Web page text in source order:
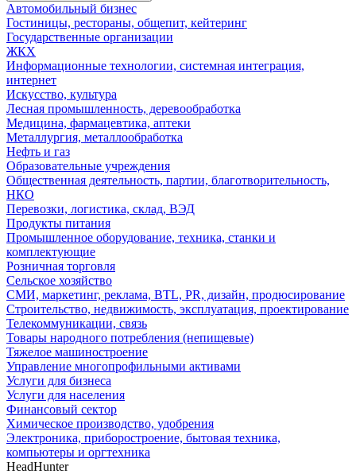
Автомобильный бизнес
Гостиницы, рестораны, общепит, кейтеринг
Государственные организации
ЖКХ
Информационные технологии, системная интеграция,
интернет
Искусство, культура
Лесная промышленность, деревообработка
Медицина, фармацевтика, аптеки
Металлургия, металлообработка
Нефть и газ
Образовательные учреждения
Общественная деятельность, партии, благотворительность,
НКО
Перевозки, логистика, склад, ВЭД
Продукты питания
Промышленное оборудование, техника, станки и
комплектующие
Розничная торговля
Сельское хозяйство
СМИ, маркетинг, реклама, BTL, PR, дизайн, продюсирование
Строительство, недвижимость, эксплуатация, проектирование
Телекоммуникации, связь
Товары народного потребления (непищевые)
Тяжелое машиностроение
Управление многопрофильными активами
Услуги для бизнеса
Услуги для населения
Финансовый сектор
Химическое производство, удобрения
Электроника, приборостроение, бытовая техника,
компьютеры и оргтехника
HeadHunter